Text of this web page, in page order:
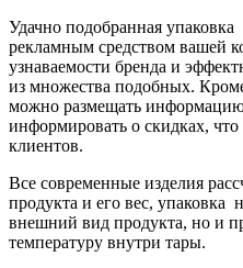
Удачно подобранная
рекламным средством вашей
узнаваемости бренда и
из множества подобных.
можно размещать
информировать о скидках, что
клиентов.
Все современные изделия
продукта и его вес, упаковка
внешний вид продукта, но и
температуру внутри тары.